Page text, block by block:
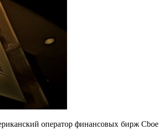
оператор финансовых бирж